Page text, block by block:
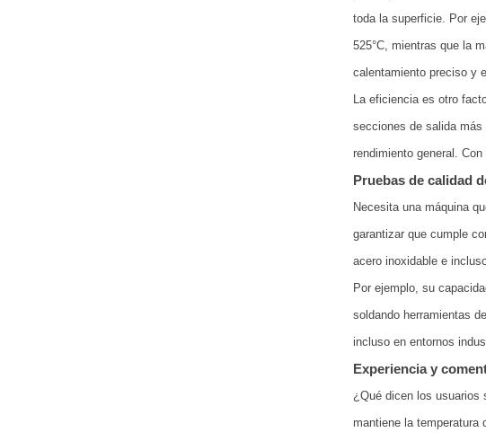
toda la superficie. Por
525°C, mientras que la
calentamiento preciso y
La eficiencia es otro
secciones de salida más
rendimiento general.
Pruebas de calidad
Necesita una máquina
garantizar que cumple
acero inoxidable e
Por ejemplo, su
soldando herramientas
incluso en entornos
Experiencia y
¿Qué dicen los usuarios
mantiene la temperatura